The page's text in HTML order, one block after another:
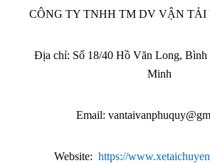
CÔNG TY TNHH TM DV VẬN TẢI
Địa chỉ: Số 18/40 Hồ Văn Long, Bình
Minh
Email:
Website: https://